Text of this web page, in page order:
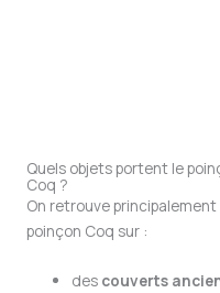
Quels objets portent le
Coq ?
On retrouve principalement
poinçon Coq sur :
des couverts